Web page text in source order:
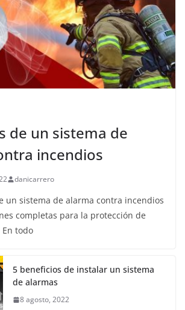
de un sistema de
incendios
danicarrero
un sistema de alarma contra incendios
completas para la protección de
todo
5 beneficios de instalar un sistema
de alarmas
8 agosto, 2022